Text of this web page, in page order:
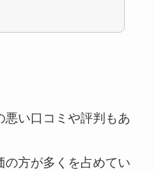
い口コミや評判もあ
の方が多くを占めてい